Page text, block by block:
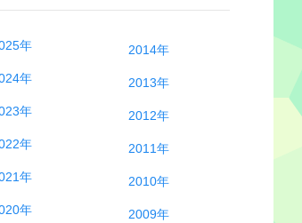
年
年
年
年
年
年
2014年
2013年
2012年
2011年
2010年
2009年